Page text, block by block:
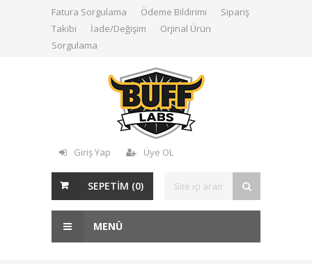
Fatura Sorgulama Ödeme Bildirimi
Sipariş
Takibi
İade/Değişim
Orjinal Ürün
Sorgulama
Giriş Yap Üye OL
SEPETİM (0)
MENÜ